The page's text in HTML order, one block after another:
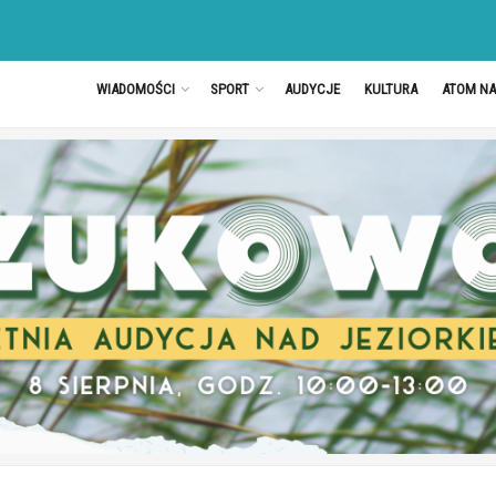
WIADOMOŚCI SPORT AUDYCJE KULTURA ATOM